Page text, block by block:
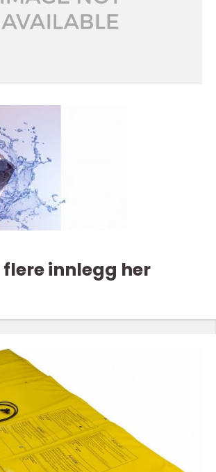
flere innlegg her